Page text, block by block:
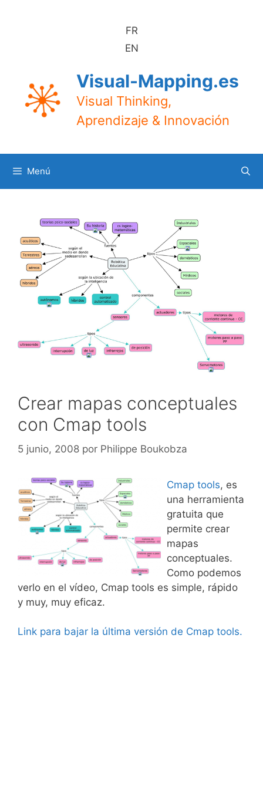
FR
EN
Visual-Mapping.es
Visual Thinking,
Aprendizaje & Innovación
Menú
Crear mapas conceptuales
con Cmap tools
5 junio, 2008 por Philippe Boukobza
Cmap tools, es
una herramienta
gratuita que
permite crear
mapas
conceptuales.
Como podemos
verlo en el vídeo, Cmap tools es simple, rápido
y muy, muy eficaz.
Link para bajar la última versión de Cmap tools.